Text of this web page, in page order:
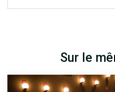
Sur le